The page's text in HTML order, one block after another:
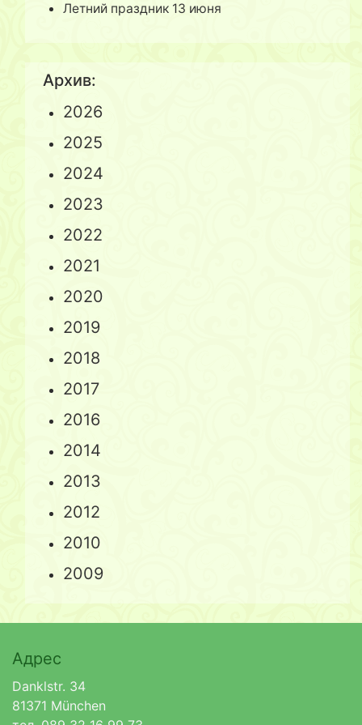
Летний праздник 13 июня
Архив:
2026
2025
2024
2023
2022
2021
2020
2019
2018
2017
2016
2014
2013
2012
2010
2009
Адрес
Danklstr. 34
81371 München